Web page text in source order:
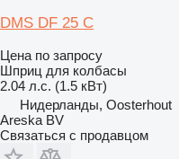
DMS DF 25 C
Цена по запросу
Шприц для колбасы
2.04 л.с. (1.5 кВт)
Нидерланды, Oosterhout
Areska BV
Связаться с продавцом